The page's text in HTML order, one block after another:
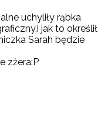
uchyliły rąbka
jak to określił
Sarah będzie
zżera:P